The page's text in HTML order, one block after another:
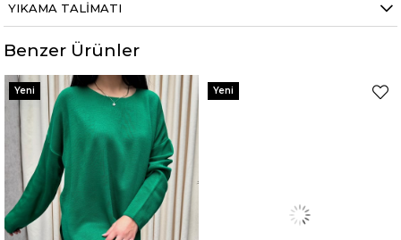
YIKAMA TALIMATI
Benzer Ürünler
Yeni Yeni